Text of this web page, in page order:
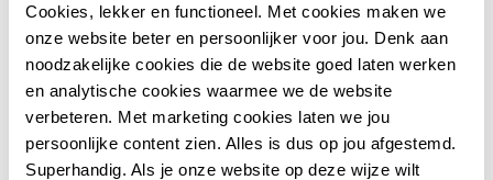
Cookies, lekker en functioneel. Met cookies maken we
onze website beter en persoonlijker voor jou. Denk aan
noodzakelijke cookies die de website goed laten werken
en analytische cookies waarmee we de website
verbeteren. Met marketing cookies laten we jou
persoonlijke content zien. Alles is dus op jou afgestemd.
Superhandig. Als je onze website op deze wijze wilt
JJ REBEL
JJ REBEL heren
zwemshort met
flamingo groen
19,9910 00
4,5
Dutchy
Dutchy heren
trainingsjas zwart
22,991000